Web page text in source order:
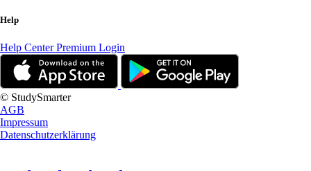
Help
Help CenterPremium Login
© StudySmarter
AGB
Impressum
Datenschutzerklärung